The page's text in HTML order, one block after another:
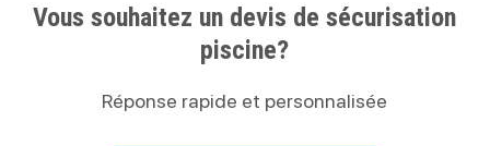
Vous souhaitez un devis de sécurisation
piscine?
Réponse rapide et personnalisée